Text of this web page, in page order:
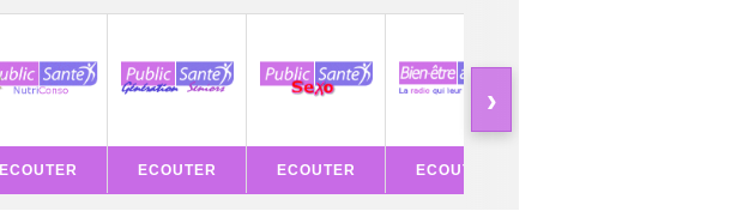
›
ECOUTER ECOUTER ECOUTER ECOUTER